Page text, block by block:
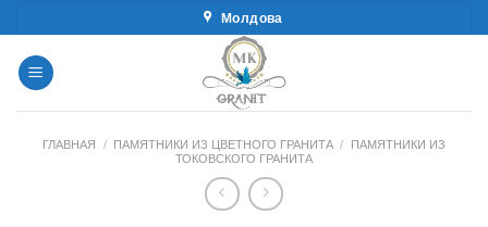
Молдова
ГЛАВНАЯ / ПАМЯТНИКИ ИЗ ЦВЕТНОГО ГРАНИТА /
ПАМЯТНИКИ ИЗ
ТОКОВСКОГО ГРАНИТА